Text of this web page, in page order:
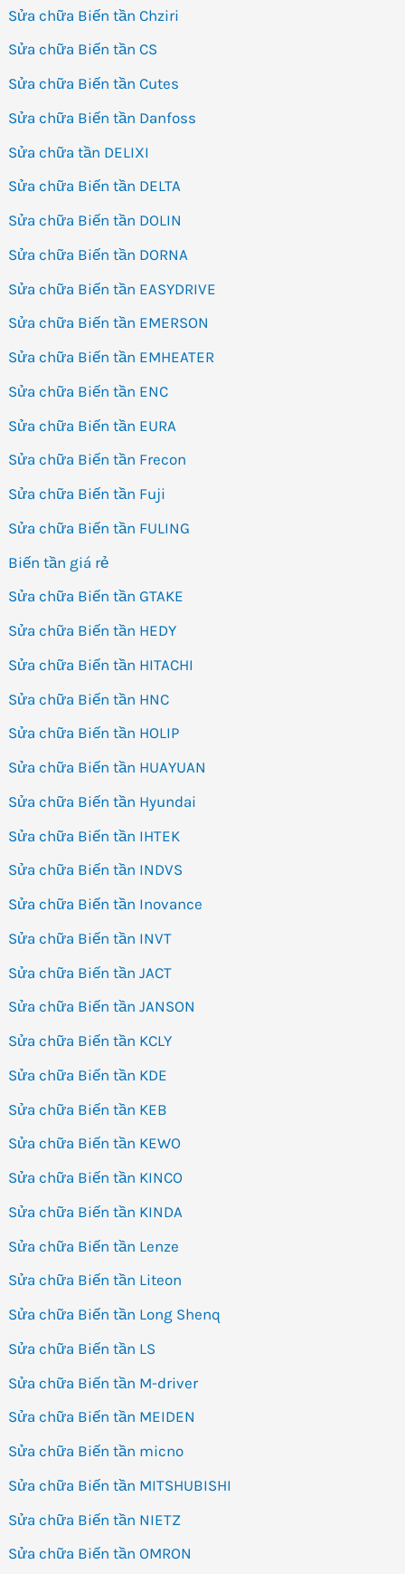
Sửa chữa Biến tần Chziri
Sửa chữa Biến tần CS
Sửa chữa Biến tần Cutes
Sửa chữa Biến tần Danfoss
Sửa chữa tần DELIXI
Sửa chữa Biến tần DELTA
Sửa chữa Biến tần DOLIN
Sửa chữa Biến tần DORNA
Sửa chữa Biến tần EASYDRIVE
Sửa chữa Biến tần EMERSON
Sửa chữa Biến tần EMHEATER
Sửa chữa Biến tần ENC
Sửa chữa Biến tần EURA
Sửa chữa Biến tần Frecon
Sửa chữa Biến tần Fuji
Sửa chữa Biến tần FULING
Biến tần giá rẻ
Sửa chữa Biến tần GTAKE
Sửa chữa Biến tần HEDY
Sửa chữa Biến tần HITACHI
Sửa chữa Biến tần HNC
Sửa chữa Biến tần HOLIP
Sửa chữa Biến tần HUAYUAN
Sửa chữa Biến tần Hyundai
Sửa chữa Biến tần IHTEK
Sửa chữa Biến tần INDVS
Sửa chữa Biến tần Inovance
Sửa chữa Biến tần INVT
Sửa chữa Biến tần JACT
Sửa chữa Biến tần JANSON
Sửa chữa Biến tần KCLY
Sửa chữa Biến tần KDE
Sửa chữa Biến tần KEB
Sửa chữa Biến tần KEWO
Sửa chữa Biến tần KINCO
Sửa chữa Biến tần KINDA
Sửa chữa Biến tần Lenze
Sửa chữa Biến tần Liteon
Sửa chữa Biến tần Long Shenq
Sửa chữa Biến tần LS
Sửa chữa Biến tần M-driver
Sửa chữa Biến tần MEIDEN
Sửa chữa Biến tần micno
Sửa chữa Biến tần MITSHUBISHI
Sửa chữa Biến tần NIETZ
Sửa chữa Biến tần OMRON